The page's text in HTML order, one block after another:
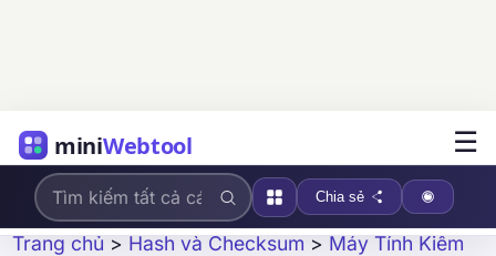
miniWebtool ☰
Chia sẻ
Trang chủ > Hash và Checksum > Máy Tính Kiểm